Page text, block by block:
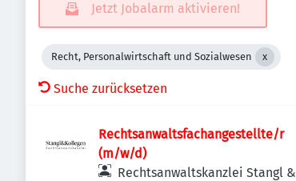
Jetzt Jobalarm aktivieren!
Recht, Personalwirtschaft und Sozialwesen
Suche zurücksetzen
Rechtsanwaltsfachangestellte/r
(m/w/d)
Rechtsanwaltskanzlei Stangl &